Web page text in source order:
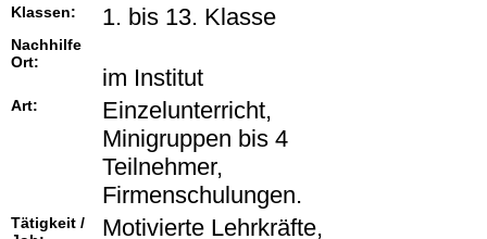
Klassen: 1. bis 13. Klasse
Nachhilfe
Ort:
im Institut
Art:
Einzelunterricht,
Minigruppen bis 4
Teilnehmer,
Firmenschulungen.
Tätigkeit /
Motivierte Lehrkräfte,